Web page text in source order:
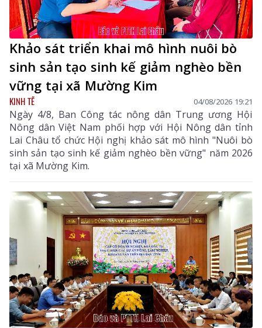
Khảo sát triển khai mô hình nuôi bò
sinh sản tạo sinh kế giảm nghèo bền
vững tại xã Mường Kim
KINH TẾ 04/08/2026 19:21
Ngày 4/8, Ban Công tác nông dân Trung ương Hội
Nông dân Việt Nam phối hợp với Hội Nông dân tỉnh
Lai Châu tổ chức Hội nghị khảo sát mô hình "Nuôi bò
sinh sản tạo sinh kế giảm nghèo bền vững" năm 2026
tại xã Mường Kim.